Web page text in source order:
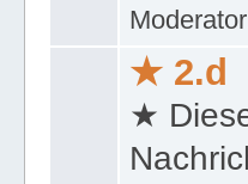
Moderator:
★ 2.d
★